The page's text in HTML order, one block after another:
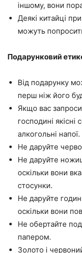
іншому, вони
Деякі китайці
можуть
Подарунковий
Від подарунку
перш ніж його
Якщо вас
господині якісні
алкогольні напої.
Не даруйте
Не даруйте
оскільки вони
стосунки.
Не даруйте
оскільки вони
Не обертайте
папером.
Золото і